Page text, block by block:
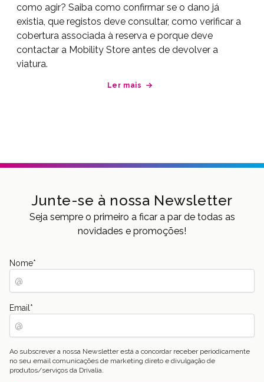
como agir? Saiba como confirmar se o dano já
existia, que registos deve consultar, como verificar a
cobertura associada à reserva e porque deve
contactar a Mobility Store antes de devolver a
viatura.
Ler mais
Junte-se à nossa Newsletter
Seja sempre o primeiro a ficar a par de todas as
novidades e promoções!
Nome*
Email *
Ao subscrever a nossa Newsletter está a concordar receber periodicamente
no seu email comunicações de marketing direto e divulgação de
produtos/serviços da Drivalia.